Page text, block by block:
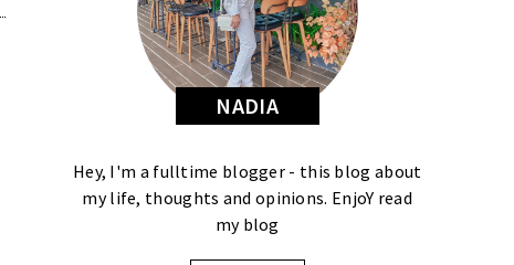
NADIA
Hey, I'm a fulltime blogger - this blog about
my life, thoughts and opinions. EnjoY read
my blog